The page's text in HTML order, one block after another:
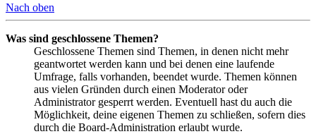
Nach oben
Was sind geschlossene Themen?
Geschlossene Themen sind Themen, in denen nicht mehr
geantwortet werden kann und bei denen eine laufende
Umfrage, falls vorhanden, beendet wurde. Themen können
aus vielen Gründen durch einen Moderator oder
Administrator gesperrt werden. Eventuell hast du auch die
Möglichkeit, deine eigenen Themen zu schließen, sofern dies
durch die Board-Administration erlaubt wurde.